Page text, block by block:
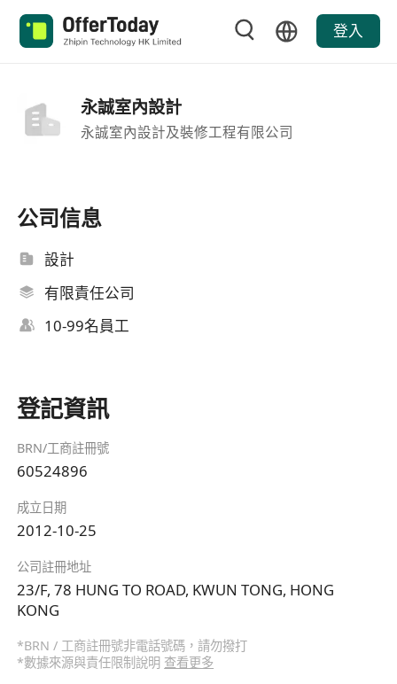
登入
永誠室內設計
永誠室內設計及裝修工程有限公司
公司信息
設計
有限責任公司
10-99名員工
登記資訊
BRN/工商註冊號
60524896
成立日期
2012-10-25
公司註冊地址
23/F, 78 HUNG TO ROAD, KWUN TONG, HONG
KONG
*BRN / 工商註冊號非電話號碼，請勿撥打
*數據來源與責任限制說明 查看更多